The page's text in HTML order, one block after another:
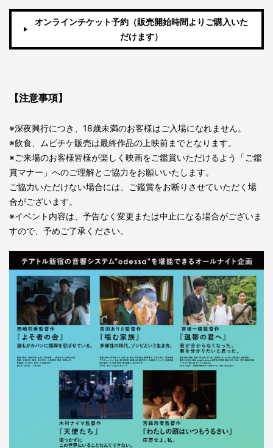
オンラインチケット予約（販売開始時間よりご購入いた
だけます）
【注意事項】
※深夜興行につき、18歳未満のお客様はご入場になれません。
※飲食、ムビチケ販売は最終作品の上映前までとなります。
※ご来場のお客様皆様が楽しく映画をご鑑賞いただけるよう「ご鑑
賞マナー」へのご理解とご協力をお願いいたします。
ご協力いただけない場合には、ご鑑賞をお断りさせていただく場
合がございます。
※イベント内容は、予告なく変更または中止になる場合がございま
すので、予めご了承ください。